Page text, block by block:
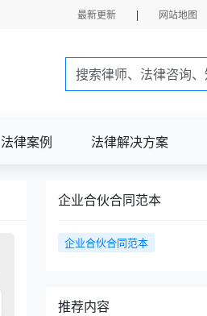
最新更新 | 网站地图
法律案例 法律解决方案
企业合伙合同范本
企业合伙合同范本
推荐内容